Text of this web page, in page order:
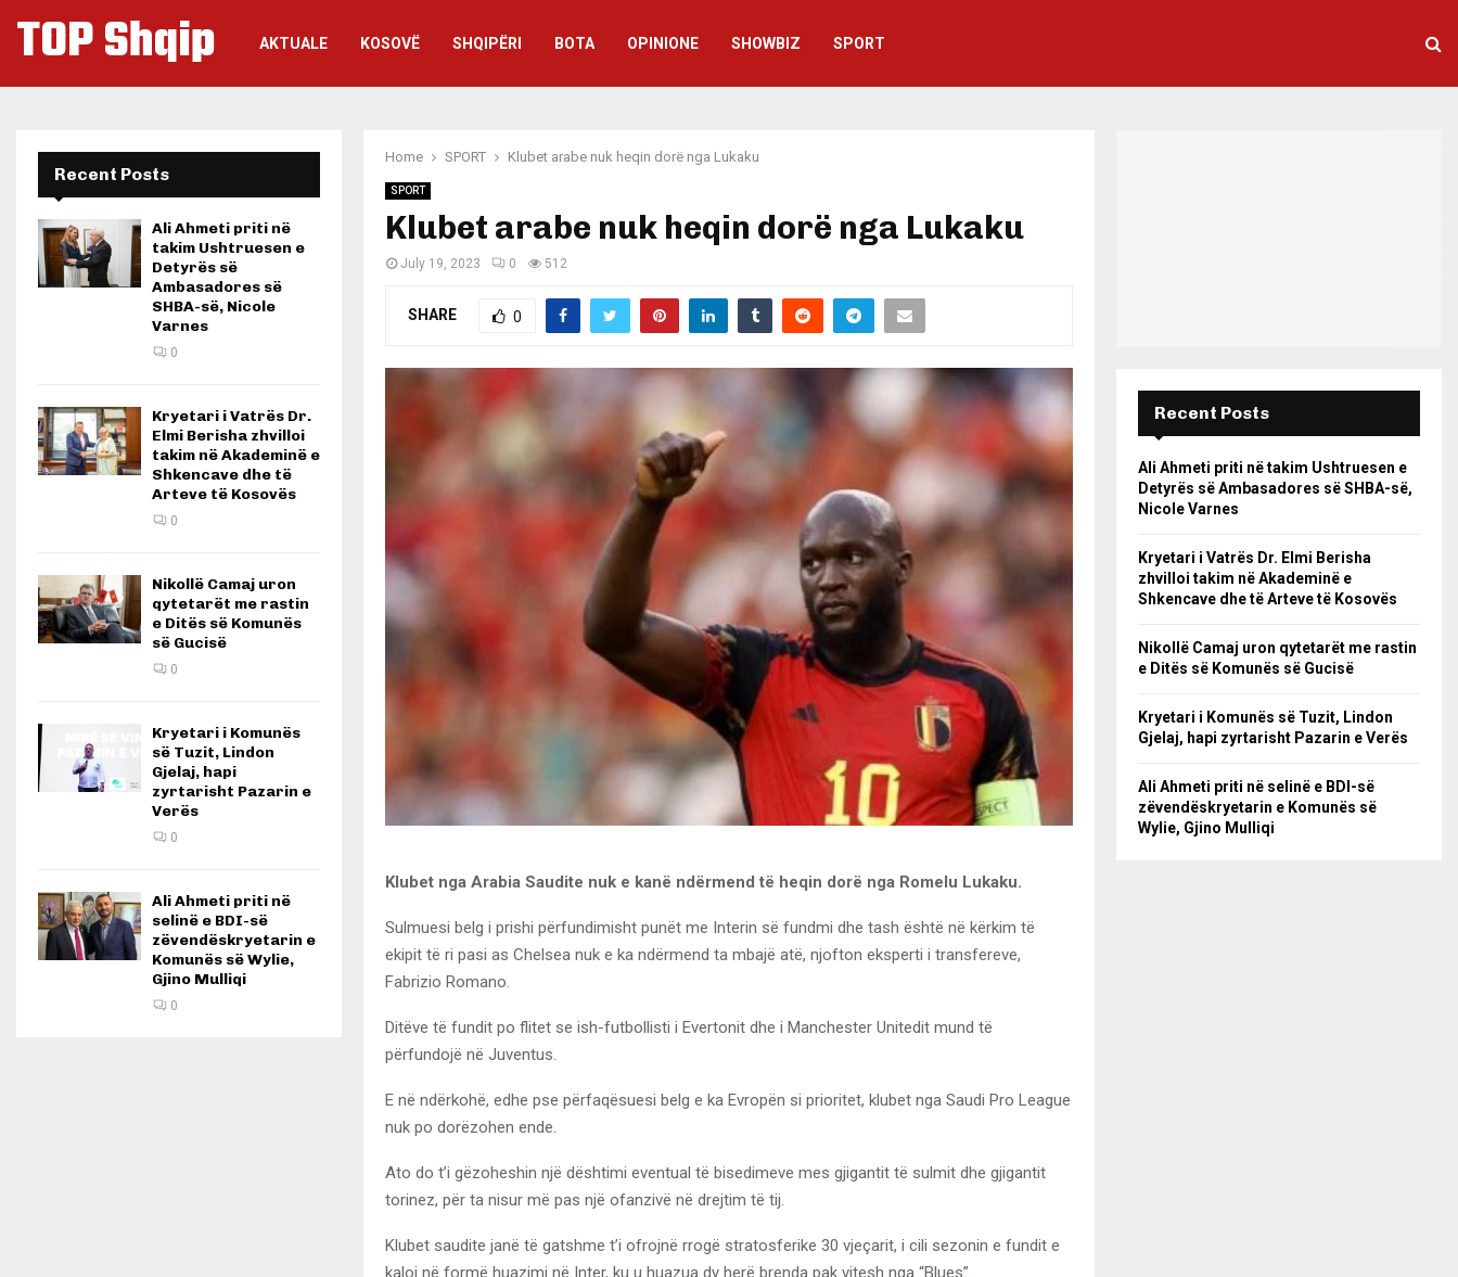
TOP Shqip AKTUALE KOSOVË SHQIPËRI BOTA OPINIONE SHOWBIZ SPORT
Home SPORT Klubet arabe nuk heqin dorë nga Lukaku
SPORT
Klubet arabe nuk heqin dorë nga Lukaku
July 19, 2023 0 512
SHARE 0
Klubet nga Arabia Saudite nuk e kanë ndërmend të heqin dorë nga Romelu Lukaku.
Sulmuesi belg i prishi përfundimisht punët me Interin së fundmi dhe tash është në kërkim të
ekipit të ri pasi as Chelsea nuk e ka ndërmend ta mbajë atë, njofton eksperti i transfereve,
Fabrizio Romano.
Ditëve të fundit po flitet se ish-futbollisti i Evertonit dhe i Manchester Unitedit mund të
përfundojë në Juventus.
E në ndërkohë, edhe pse përfaqësuesi belg e ka Evropën si prioritet, klubet nga Saudi Pro League
nuk po dorëzohen ende.
Ato do t’i gëzoheshin një dështimi eventual të bisedimeve mes gjigantit të sulmit dhe gjigantit
torinez, për ta nisur më pas një ofanzivë në drejtim të tij.
Klubet saudite janë të gatshme t’i ofrojnë rrogë stratosferike 30 vjeçarit, i cili sezonin e fundit e
kaloi në formë huazimi në Inter, ku u huazua dy herë brenda pak vitesh nga “Blues”.
Recent Posts
Ali Ahmeti priti në
takim Ushtruesen e
Detyrës së
Ambasadores së
SHBA-së, Nicole
Varnes
0
Kryetari i Vatrës Dr.
Elmi Berisha zhvilloi
takim në Akademinë e
Shkencave dhe të
Arteve të Kosovës
0
Nikollë Camaj uron
qytetarët me rastin
e Ditës së Komunës
së Gucisë
0
Kryetari i Komunës
së Tuzit, Lindon
Gjelaj, hapi
zyrtarisht Pazarin e
Verës
0
Ali Ahmeti priti në
selinë e BDI-së
zëvendëskryetarin e
Komunës së Wylie,
Gjino Mulliqi
0
Recent Posts
Ali Ahmeti priti në takim Ushtruesen e
Detyrës së Ambasadores së SHBA-së,
Nicole Varnes
Kryetari i Vatrës Dr. Elmi Berisha
zhvilloi takim në Akademinë e
Shkencave dhe të Arteve të Kosovës
Nikollë Camaj uron qytetarët me rastin
e Ditës së Komunës së Gucisë
Kryetari i Komunës së Tuzit, Lindon
Gjelaj, hapi zyrtarisht Pazarin e Verës
Ali Ahmeti priti në selinë e BDI-së
zëvendëskryetarin e Komunës së
Wylie, Gjino Mulliqi